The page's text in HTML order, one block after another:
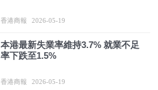
香港商報 2026-05-19
本港最新失業率維持3.7% 就業不足
率下跌至1.5%
香港商報 2026-05-19